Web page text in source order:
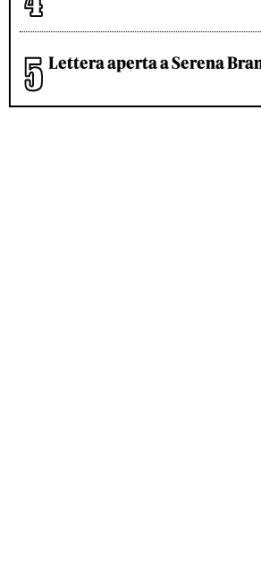
Lettera aperta a Serena